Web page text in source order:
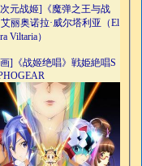
元战姬]《魔弹之王与战
丽奥诺拉·威尔塔利亚（El
Viltaria）
]《战姬绝唱》戦姫絶唱S